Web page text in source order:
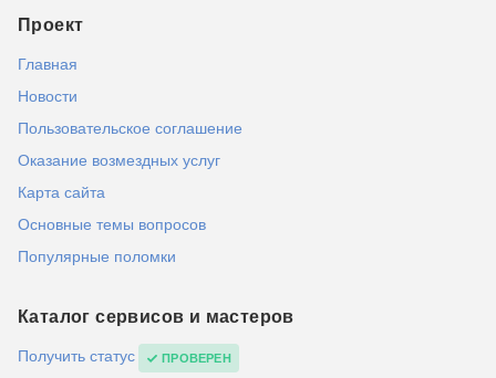
Проект
Главная
Новости
Пользовательское соглашение
Оказание возмездных услуг
Карта сайта
Основные темы вопросов
Популярные поломки
Каталог сервисов и мастеров
Получить статус ПРОВЕРЕН